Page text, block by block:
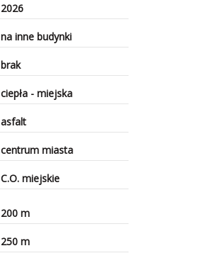
2026
na inne budynki
brak
ciepła - miejska
asfalt
centrum miasta
C.O. miejskie
200 m
250 m